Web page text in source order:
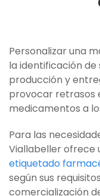
Personalizar una
la identificación de
producción y
provocar retrasos
medicamentos a
Para las
Viallabeller ofrece
etiquetado
según sus
comercialización